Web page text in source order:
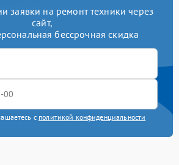
заявки на ремонт техники через
сайт,
бессрочная скидка
с политикой конфиденциальности